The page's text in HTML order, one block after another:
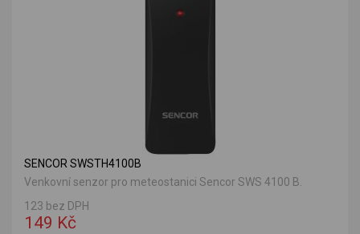
SENCOR SWSTH4100B
Venkovní senzor pro meteostanici Sencor SWS 4100 B.
123 bez DPH
149 Kč